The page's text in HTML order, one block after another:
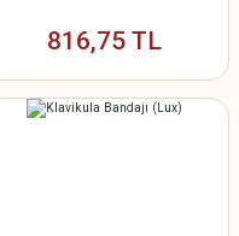
816,75 TL